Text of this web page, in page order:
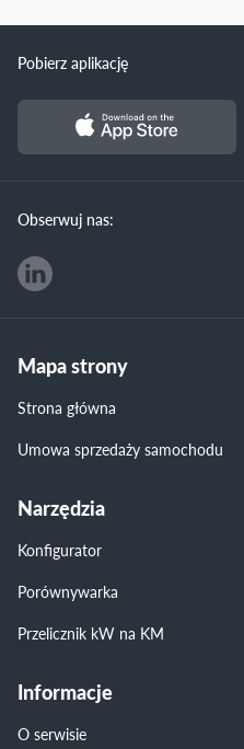
Pobierz aplikację
Obserwuj nas:
Mapa strony
Strona główna
Umowa sprzedaży samochodu
Narzędzia
Konfigurator
Porównywarka
Przelicznik kW na KM
Informacje
O serwisie